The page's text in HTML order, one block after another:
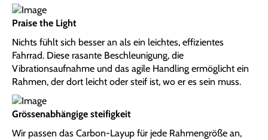
Praise the Light
Nichts fühlt sich besser an als ein leichtes, effizientes
Fahrrad. Diese rasante Beschleunigung, die
Vibrationsaufnahme und das agile Handling ermöglicht ein
Rahmen, der dort leicht oder steif ist, wo er es sein muss.
Grössenabhängige steifigkeit
Wir passen das Carbon-Layup für jede Rahmengröße an,